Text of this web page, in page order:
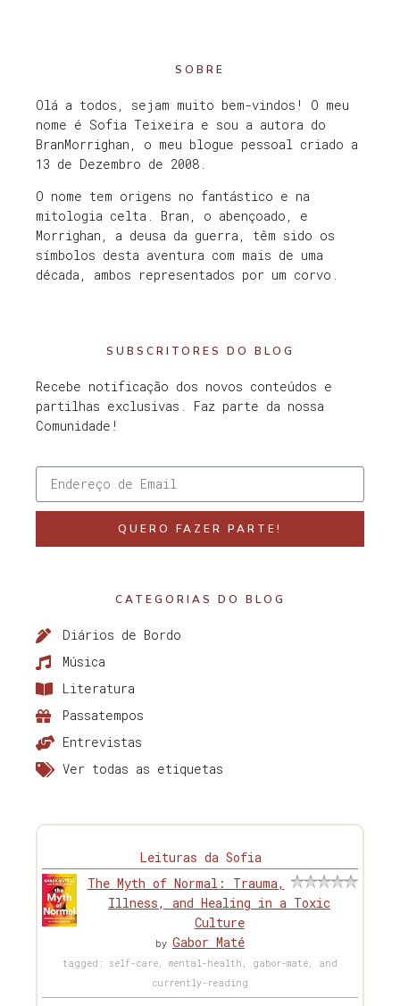
SOBRE
Olá a todos, sejam muito bem-vindos! O meu
nome é Sofia Teixeira e sou a autora do
BranMorrighan, o meu blogue pessoal criado a
13 de Dezembro de 2008.
O nome tem origens no fantástico e na
mitologia celta. Bran, o abençoado, e
Morrighan, a deusa da guerra, têm sido os
símbolos desta aventura com mais de uma
década, ambos representados por um corvo.
SUBSCRITORES DO BLOG
Recebe notificação dos novos conteúdos e
partilhas exclusivas. Faz parte da nossa
Comunidade!
QUERO FAZER PARTE!
CATEGORIAS DO BLOG
Diários de Bordo
Música
Literatura
Passatempos
Entrevistas
Ver todas as etiquetas
Leituras da Sofia
The Myth of Normal: Trauma,
Illness, and Healing in a Toxic
Culture
by Gabor Maté
tagged: self-care, mental-health, gabor-maté, and
currently-reading